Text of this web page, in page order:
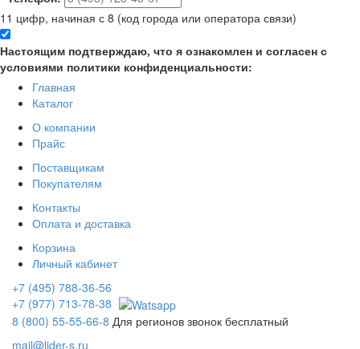
11 цифр, начиная с 8 (код города или оператора связи)
Настоящим подтверждаю, что я ознакомлен и согласен с
условиями политики конфиденциальности:
Главная
Каталог
О компании
Прайс
Поставщикам
Покупателям
Контакты
Оплата и доставка
Корзина
Личный кабинет
+7 (495) 788-36-56
+7 (977) 713-78-38
8 (800) 55-55-66-8 Для регионов звонок бесплатный
mail@lider-s.ru